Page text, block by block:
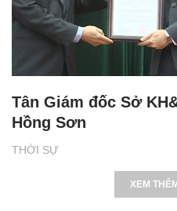
THỜI SỰ
Tân Giám đốc Sở
Hồng Sơn
XEM